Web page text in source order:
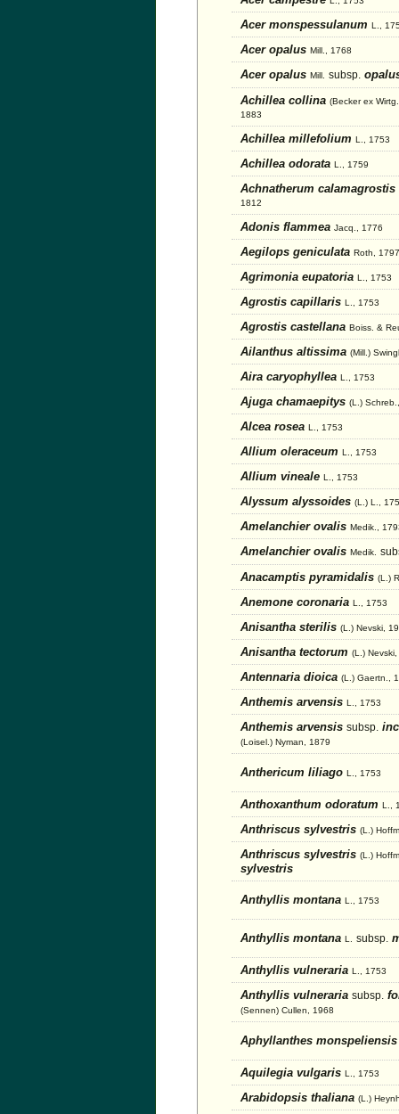
Acer monspessulanum L.,
Acer opalus Mill., 1768
Acer opalus Mill. subsp.
Achillea collina (Becker ex
1883
Achillea millefolium L., 1753
Achillea odorata L., 1759
Achnatherum calamagrostis
1812
Adonis flammea Jacq., 1776
Aegilops geniculata Roth, 1797
Agrimonia eupatoria L., 1753
Agrostis capillaris L., 1753
Agrostis castellana Boiss. &
Ailanthus altissima (Mill.)
Aira caryophyllea L., 1753
Ajuga chamaepitys (L.)
Alcea rosea L., 1753
Allium oleraceum L., 1753
Allium vineale L., 1753
Alyssum alyssoides (L.) L.,
Amelanchier ovalis Medik.,
Amelanchier ovalis Medik.
Anacamptis pyramidalis (L.)
Anemone coronaria L., 1753
Anisantha sterilis (L.) Nevski,
Anisantha tectorum (L.)
Antennaria dioica (L.) Gaertn.,
Anthemis arvensis L., 1753
Anthemis arvensis subsp.
(Loisel.) Nyman, 1879
Anthericum liliago L., 1753
Anthoxanthum odoratum L.,
Anthriscus sylvestris (L.)
Anthriscus sylvestris (L.)
sylvestris
Anthyllis montana L., 1753
Anthyllis montana L. subsp.
Anthyllis vulneraria L., 1753
Anthyllis vulneraria subsp.
(Sennen) Cullen, 1968
Aphyllanthes
Aquilegia vulgaris L., 1753
Arabidopsis thaliana (L.)